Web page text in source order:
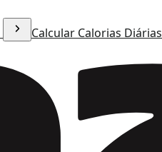
Calcular Calorias Diárias